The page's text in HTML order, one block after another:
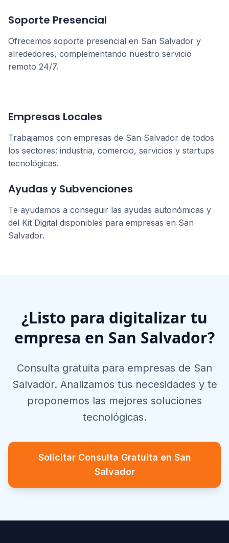
Soporte Presencial
Ofrecemos soporte presencial en San Salvador y
alrededores, complementando nuestro servicio
remoto 24/7.
Empresas Locales
Trabajamos con empresas de San Salvador de todos
los sectores: industria, comercio, servicios y startups
tecnológicas.
Ayudas y Subvenciones
Te ayudamos a conseguir las ayudas autonómicas y
del Kit Digital disponibles para empresas en San
Salvador.
¿Listo para digitalizar tu
empresa en San Salvador?
Consulta gratuita para empresas de San
Salvador. Analizamos tus necesidades y te
proponemos las mejores soluciones
tecnológicas.
Solicitar Consulta Gratuita en San
Salvador